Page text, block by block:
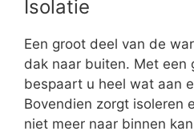
Isolatie
Een groot deel van de
dak naar buiten. Met een
bespaart u heel wat aan
Bovendien zorgt isoleren
niet meer naar binnen